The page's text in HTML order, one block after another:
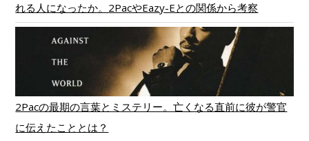
れる人になったか。2PacやEazy-Eとの関係から考察
2Pacの最期の言葉とミステリー。亡くなる直前に彼が警官
に伝えたこととは？